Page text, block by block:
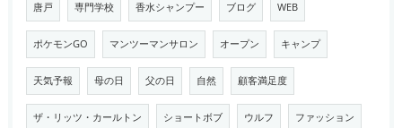
唐戸 専門学校 香水シャンプー ブログ WEB
ポケモンGO マンツーマンサロン オープン キャンプ
天気予報 母の日 父の日 自然 顧客満足度
ザ・リッツ・カールトン ショートボブ ウルフ ファッション